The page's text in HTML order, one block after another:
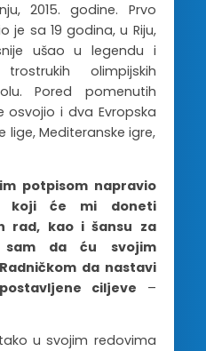
2015. godine. Prvo
je sa 19 godina, u Riju,
ušao u legendu i
olimpijskih
Pored pomenutih
osvojio i dva Evropska
lige, Mediteranske igre,
potpisom napravio
koji će mi doneti
rad, kao i šansu za
sam da ću svojim
da nastavi
ciljeve –
u svojim redovima